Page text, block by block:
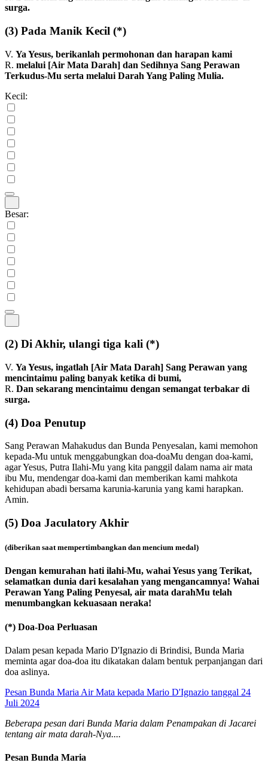
surga.
(3) Pada Manik Kecil (*)
V. Ya Yesus, berikanlah permohonan dan harapan kami
R. melalui [Air Mata Darah] dan Sedihnya Sang Perawan
Terkudus-Mu serta melalui Darah Yang Paling Mulia.
Kecil:
Besar:
(2) Di Akhir, ulangi tiga kali (*)
V. Ya Yesus, ingatlah [Air Mata Darah] Sang Perawan yang
mencintaimu paling banyak ketika di bumi,
R. Dan sekarang mencintaimu dengan semangat terbakar di
surga.
(4) Doa Penutup
Sang Perawan Mahakudus dan Bunda Penyesalan, kami memohon
kepada-Mu untuk menggabungkan doa-doaMu dengan doa-kami,
agar Yesus, Putra Ilahi-Mu yang kita panggil dalam nama air mata
ibu Mu, mendengar doa-kami dan memberikan kami mahkota
kehidupan abadi bersama karunia-karunia yang kami harapkan.
Amin.
(5) Doa Jaculatory Akhir
(diberikan saat mempertimbangkan dan mencium medal)
Dengan kemurahan hati ilahi-Mu, wahai Yesus yang Terikat,
selamatkan dunia dari kesalahan yang mengancamnya! Wahai
Perawan Yang Paling Penyesal, air mata darahMu telah
menumbangkan kekuasaan neraka!
(*) Doa-Doa Perluasan
Dalam pesan kepada Mario D'Ignazio di Brindisi, Bunda Maria
meminta agar doa-doa itu dikatakan dalam bentuk perpanjangan dari
doa aslinya.
Pesan Bunda Maria Air Mata kepada Mario D'Ignazio tanggal 24
Juli 2024
Beberapa pesan dari Bunda Maria dalam Penampakan di Jacarei
tentang air mata darah-Nya....
Pesan Bunda Maria